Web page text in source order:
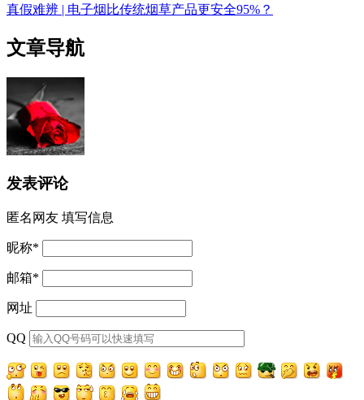
真假难辨 | 电子烟比传统烟草产品更安全95%？
文章导航
发表评论
匿名网友 填写信息
昵称*
邮箱*
网址
QQ